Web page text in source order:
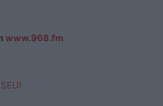
www.968.fm